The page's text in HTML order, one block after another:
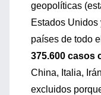
geopolíticas
Estados
países de todo
375.600 casos
China, Italia,
excluidos